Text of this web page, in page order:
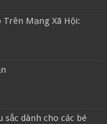
Trên Mạng Xã Hội:
sắc dành cho các bé